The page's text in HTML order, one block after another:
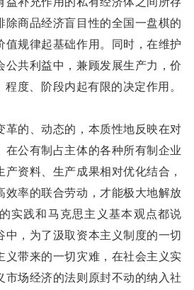
除商品经济盲目性的全国一盘棋的
值规律起基础作用。同时，在维护
公共利益中，兼顾发展生产力，价
度、阶段内起有限的决定作用。
革的、动态的，本质性地反映在对
在公有制占主体的各种所有制企业
资料、生产成果相对优化结合，
效率的联合劳动，才能极大地解放
实践和马克思主义基本观点都说
中，为了汲取资本主义制度的一切
义带来的一切灾难，在社会主义实
市场经济的法则原封不动的纳入社